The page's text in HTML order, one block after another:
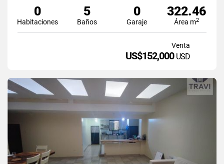
0
Habitaciones
5
Baños
0
Garaje
322.46
Área m2
Venta
US$152,000 USD